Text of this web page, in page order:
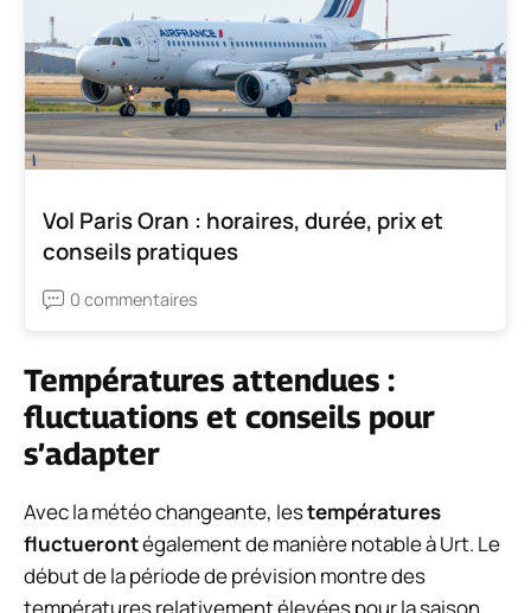
Vol Paris Oran : horaires, durée, prix et
conseils pratiques
0 commentaires
Températures attendues :
fluctuations et conseils pour
s’adapter
Avec la météo changeante, lestempératures
fluctuerontégalement de manière notable à Urt. Le
début de la période de prévision montre des